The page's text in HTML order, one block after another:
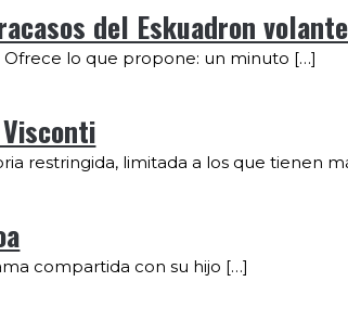
del Eskuadron
Ofrece lo que propone: un minuto […]
restringida, limitada a los que tienen
compartida con su hijo […]